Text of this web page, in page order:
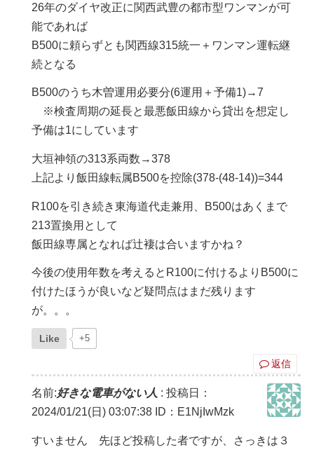
26年のダイヤ改正に関西武豊の都市型ワンマンが可
能であれば
B500に頼らずとも関西線315統一＋ワンマン運転継
続となる
B500のうち木曽運用必要分(6運用＋予備1)→7
※検査周期の延長と最悪飯田線から貸出を想定し
予備は1にしています
大垣神領の313系両数→378
上記より飯田線転属B500を控除(378-(48-14))=344
R100を引き続き東海道代走兼用、B500はあくまで
213置換用として
飯田線専属となれば辻褄は合いますかね？
今後の使用年数を考えるとR100に付けるよりB500に
付けたほうが良いなど疑問点はまだ残ります
が。。。
Like +5
返信
名前:好きな電車がない人 : 投稿日：
2024/01/21(日) 03:07:38 ID：E1NjIwMzk
すいません 先ほど投稿した者ですが、さっきは３